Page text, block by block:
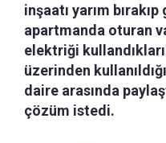
inşaatı yarım
apartmanda oturan
elektriği
üzerinden
daire arasında
çözüm istedi.